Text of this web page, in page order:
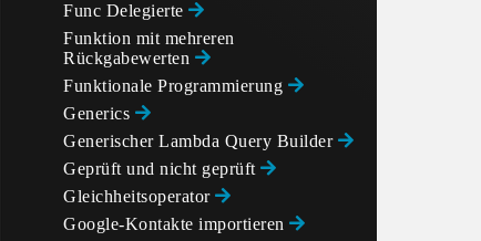
Func Delegierte
Funktion mit mehreren
Rückgabewerten
Funktionale Programmierung
Generics
Generischer Lambda Query Builder
Geprüft und nicht geprüft
Gleichheitsoperator
Google-Kontakte importieren